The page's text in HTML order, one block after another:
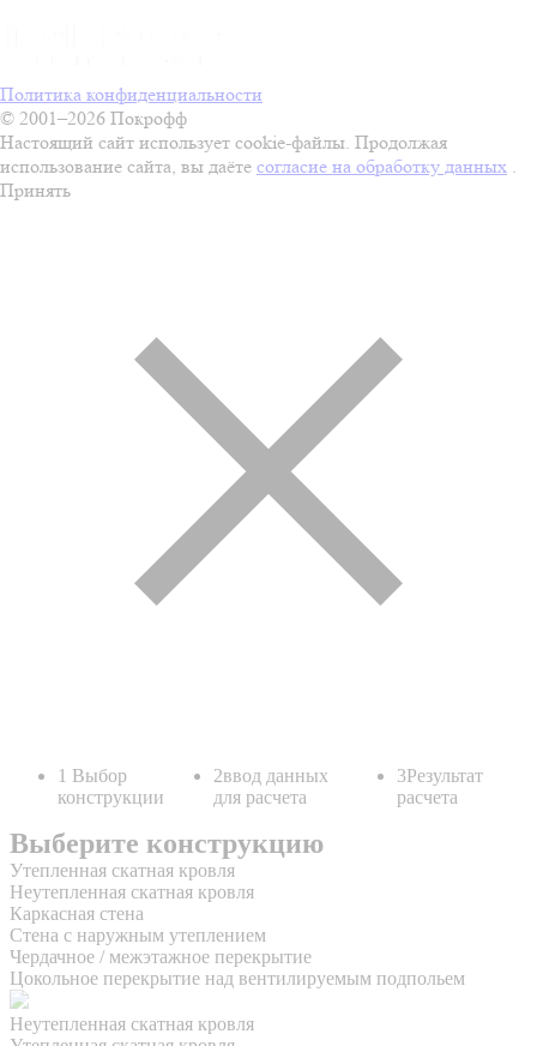
Политика конфиденциальности
© 2001–2026 Покрофф
Настоящий сайт использует cookie-файлы. Продолжая
использование сайта, вы даёте согласие на обработку данных .
Принять